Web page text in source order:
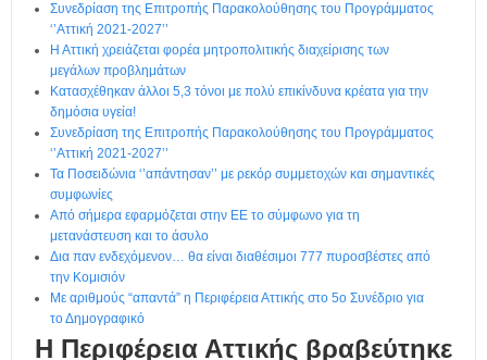
Συνεδρίαση της Επιτροπής Παρακολούθησης του Προγράμματος
‘’Αττική 2021-2027’’
Η Αττική χρειάζεται φορέα μητροπολιτικής διαχείρισης των
μεγάλων προβλημάτων
Κατασχέθηκαν άλλοι 5,3 τόνοι με πολύ επικίνδυνα κρέατα για την
δημόσια υγεία!
Συνεδρίαση της Επιτροπής Παρακολούθησης του Προγράμματος
‘’Αττική 2021-2027’’
Τα Ποσειδώνια ‘’απάντησαν’’ με ρεκόρ συμμετοχών και σημαντικές
συμφωνίες
Από σήμερα εφαρμόζεται στην ΕΕ το σύμφωνο για τη
μετανάστευση και το άσυλο
Δια παν ενδεχόμενον… θα είναι διαθέσιμοι 777 πυροσβέστες από
την Κομισιόν
Με αριθμούς “απαντά” η Περιφέρεια Αττικής στο 5ο Συνέδριο για
το Δημογραφικό
Η Περιφέρεια Αττικής βραβεύτηκε